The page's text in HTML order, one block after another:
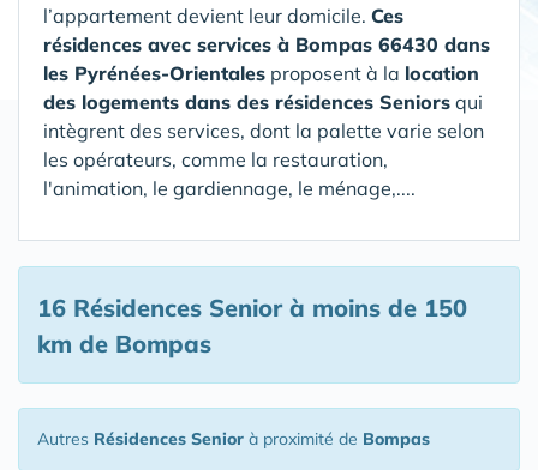
l’appartement devient leur domicile. Ces
résidences avec services à Bompas 66430 dans
les Pyrénées-Orientales proposent à la location
des logements dans des résidences Seniors qui
intègrent des services, dont la palette varie selon
les opérateurs, comme la restauration,
l'animation, le gardiennage, le ménage,....
16 Résidences Seniorà moins de 150
km de Bompas
Autres Résidences Senior à proximité de Bompas